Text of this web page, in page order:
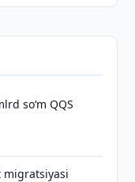
so‘m QQS
migratsiyasi